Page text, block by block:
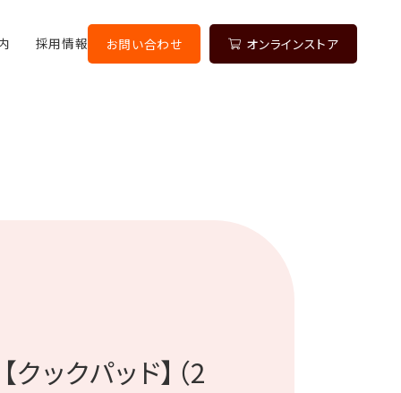
採用情報 お問い合わせ オンラインストア
ックパッド】（2